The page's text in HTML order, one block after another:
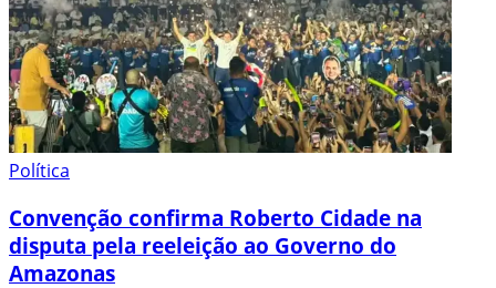
Política
Convenção confirma Roberto Cidade na
disputa pela reeleição ao Governo do
Amazonas